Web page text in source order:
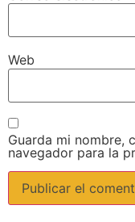
Web
Guarda mi nombre,
navegador para la